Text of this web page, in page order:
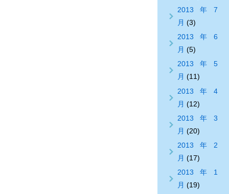
2013年7
月 (3)
2013年6
月 (5)
2013年5
月 (11)
2013年4
月 (12)
2013年3
月 (20)
2013年2
月 (17)
2013年1
月 (19)